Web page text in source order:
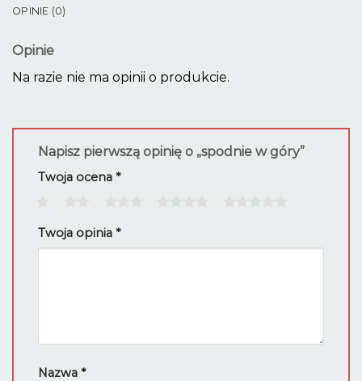
OPINIE (0)
Opinie
Na razie nie ma opinii o produkcie.
Napisz pierwszą opinię o „spodnie w góry”
Twoja ocena *
Twoja opinia *
Nazwa *